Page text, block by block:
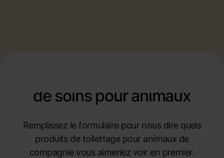
de soins pour animaux
Remplissez le formulaire pour nous dire quels
produits de toilettage pour animaux de
compagnie vous aimeriez voir en premier.